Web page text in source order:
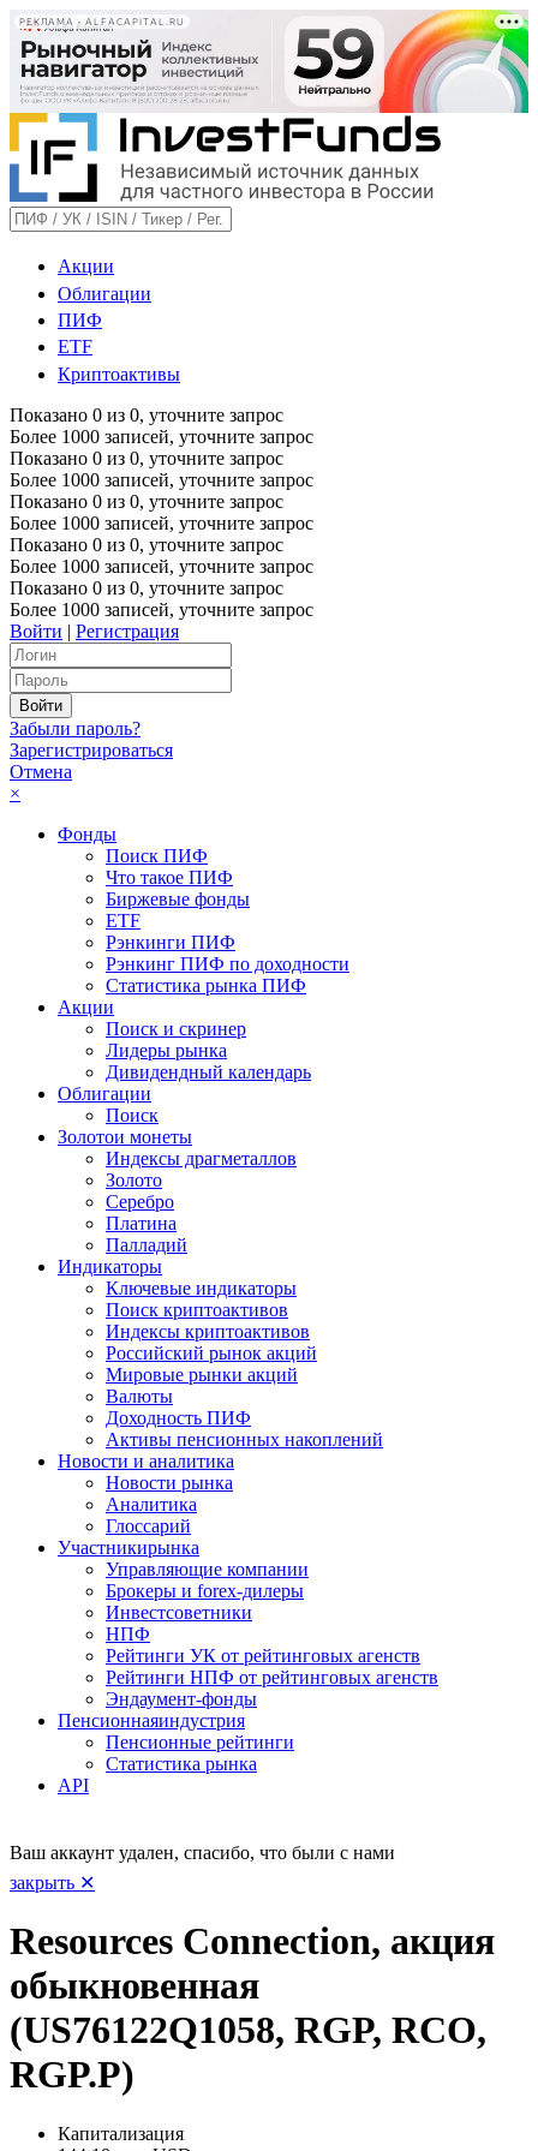
РЕКЛАМА • ALFACAPITAL.RU
Акции
Облигации
ПИФ
ETF
Криптоактивы
Показано 0 из 0, уточните запрос
Более 1000 записей, уточните запрос
Показано 0 из 0, уточните запрос
Более 1000 записей, уточните запрос
Показано 0 из 0, уточните запрос
Более 1000 записей, уточните запрос
Показано 0 из 0, уточните запрос
Более 1000 записей, уточните запрос
Показано 0 из 0, уточните запрос
Более 1000 записей, уточните запрос
Войти | Регистрация
Забыли пароль?
Зарегистрироваться
Отмена
×
Фонды
Поиск ПИФ
Что такое ПИФ
Биржевые фонды
ETF
Рэнкинги ПИФ
Рэнкинг ПИФ по доходности
Статистика рынка ПИФ
Акции
Поиск и скринер
Лидеры рынка
Дивидендный календарь
Облигации
Поиск
Золотои монеты
Индексы драгметаллов
Золото
Серебро
Платина
Палладий
Индикаторы
Ключевые индикаторы
Поиск криптоактивов
Индексы криптоактивов
Российский рынок акций
Мировые рынки акций
Валюты
Доходность ПИФ
Активы пенсионных накоплений
Новости и аналитика
Новости рынка
Аналитика
Глоссарий
Участникирынка
Управляющие компании
Брокеры и forex-дилеры
Инвестсоветники
НПФ
Рейтинги УК от рейтинговых агенств
Рейтинги НПФ от рейтинговых агенств
Эндаумент-фонды
Пенсионнаяиндустрия
Пенсионные рейтинги
Статистика рынка
API
Ваш аккаунт удален, спасибо, что были с нами
закрыть ✕
Resources Connection, акция
обыкновенная
(US76122Q1058, RGP, RCO,
RGP.P)
Капитализация